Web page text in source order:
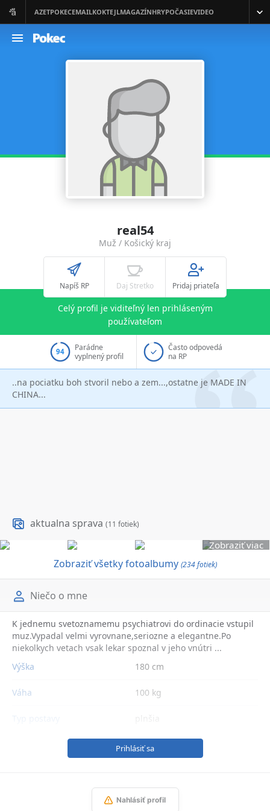
real54
Muž / Košický kraj
Napíš RP Daj Stretko Pridaj priateľa
Celý profil je viditeľný len prihláseným
používateľom
94
Parádne
vyplnený profil
Často odpovedá
na RP
..na pociatku boh stvoril nebo a zem...,ostatne je MADE IN
CHINA...
aktualna sprava(11 fotiek)
Zobraziť viac
Zobraziť všetky fotoalbumy (234 fotiek)
Niečo o mne
K jednemu svetoznamemu psychiatrovi do ordinacie vstupil
muz.Vypadal velmi vyrovnane,seriozne a elegantne.Po
niekolkych vetach vsak lekar spoznal v jeho vnútri ...
Výška
180 cm
Váha 100 kg
Prihlásiť sa
Nahlásiť profil